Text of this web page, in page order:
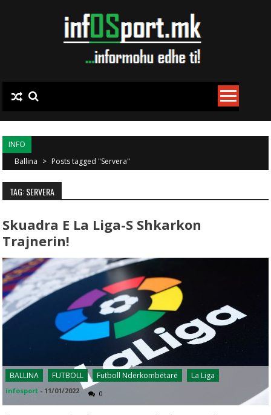
INFO
Ballina > Posts tagged "Servera"
TAG: SERVERA
Skuadra E La Liga-S Shkarkon
Trajnerin!
BALLINA FUTBOLL Futboll Ndërkombëtarë La Liga
infosport - 11/01/2022 0